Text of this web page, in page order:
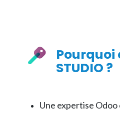
Pourquoi
STUDIO ?
Une expertise